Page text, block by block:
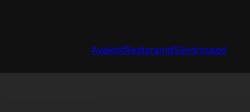
AvalehtRestoranidSündmused